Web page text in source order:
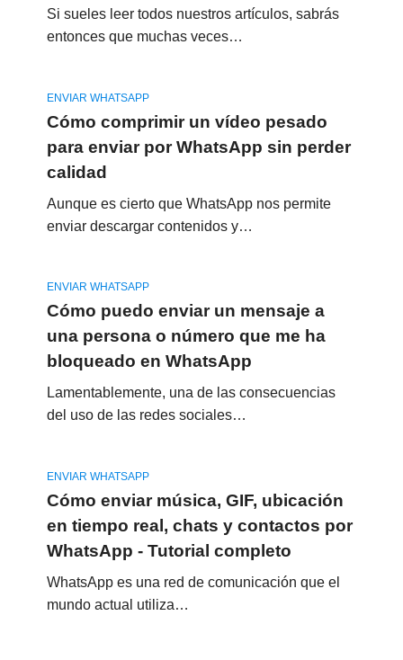
Si sueles leer todos nuestros artículos, sabrás
entonces que muchas veces…
ENVIAR WHATSAPP
Cómo comprimir un vídeo pesado
para enviar por WhatsApp sin perder
calidad
Aunque es cierto que WhatsApp nos permite
enviar descargar contenidos y…
ENVIAR WHATSAPP
Cómo puedo enviar un mensaje a
una persona o número que me ha
bloqueado en WhatsApp
Lamentablemente, una de las consecuencias
del uso de las redes sociales…
ENVIAR WHATSAPP
Cómo enviar música, GIF, ubicación
en tiempo real, chats y contactos por
WhatsApp - Tutorial completo
WhatsApp es una red de comunicación que el
mundo actual utiliza…